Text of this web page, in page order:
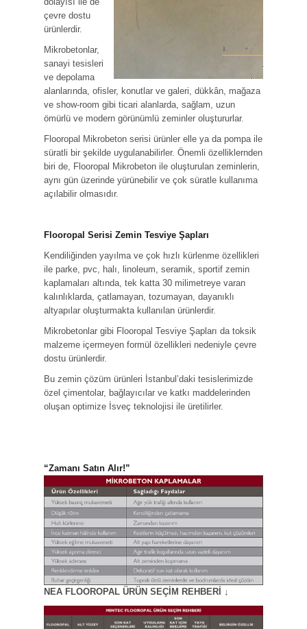
çevre dostu
ürünlerdir.
Mikrobetonlar,
sanayi tesisleri
ve depolama
alanlarında, ofisler, konutlar ve galeri, dükkân, mağaza
ve show-room gibi ticari alanlarda, sağlam, uzun
ömürlü ve modern görünümlü zeminler oluştururlar.
Flooropal Mikrobeton serisi ürünler elle ya da pompa ile
süratli bir şekilde uygulanabilirler. Önemli özelliklernden
biri de, Flooropal Mikrobeton ile oluşturulan zeminlerin,
aynı gün üzerinde yürünebilir ve çok süratle kullanıma
açılabilir olmasıdır.
Flooropal Serisi Zemin Tesviye Şapları
Kendiliğinden yayılma ve çok hızlı kürlenme özellikleri
ile parke, pvc, halı, linoleum, seramik, sportif zemin
kaplamaları altında, tek katta 30 milimetreye varan
kalınlıklarda, çatlamayan, tozumayan, dayanıklı
altyapılar oluşturmakta kullanılan ürünlerdir.
Mikrobetonlar gibi Flooropal Tesviye Şapları da toksik
malzeme içermeyen formül özellikleri nedeniyle çevre
dostu ürünlerdir.
Bu zemin çözüm ürünleri İstanbul’daki tesislerimizde
özel çimentolar, bağlayıcılar ve katkı maddelerinden
oluşan optimize İsveç teknolojisi ile üretilirler.
“Zamanı Satın Alır!”
NEA FLOOROPAL ÜRÜN SEÇİM REHBERİ ↓